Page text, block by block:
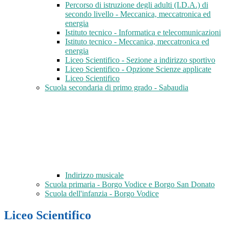
Percorso di istruzione degli adulti (I.D.A.) di
secondo livello - Meccanica, meccatronica ed
energia
Istituto tecnico - Informatica e telecomunicazioni
Istituto tecnico - Meccanica, meccatronica ed
energia
Liceo Scientifico - Sezione a indirizzo sportivo
Liceo Scientifico - Opzione Scienze applicate
Liceo Scientifico
Scuola secondaria di primo grado - Sabaudia
Indirizzo musicale
Scuola primaria - Borgo Vodice e Borgo San Donato
Scuola dell'infanzia - Borgo Vodice
Liceo Scientifico